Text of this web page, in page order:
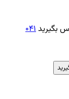
بگیرید041